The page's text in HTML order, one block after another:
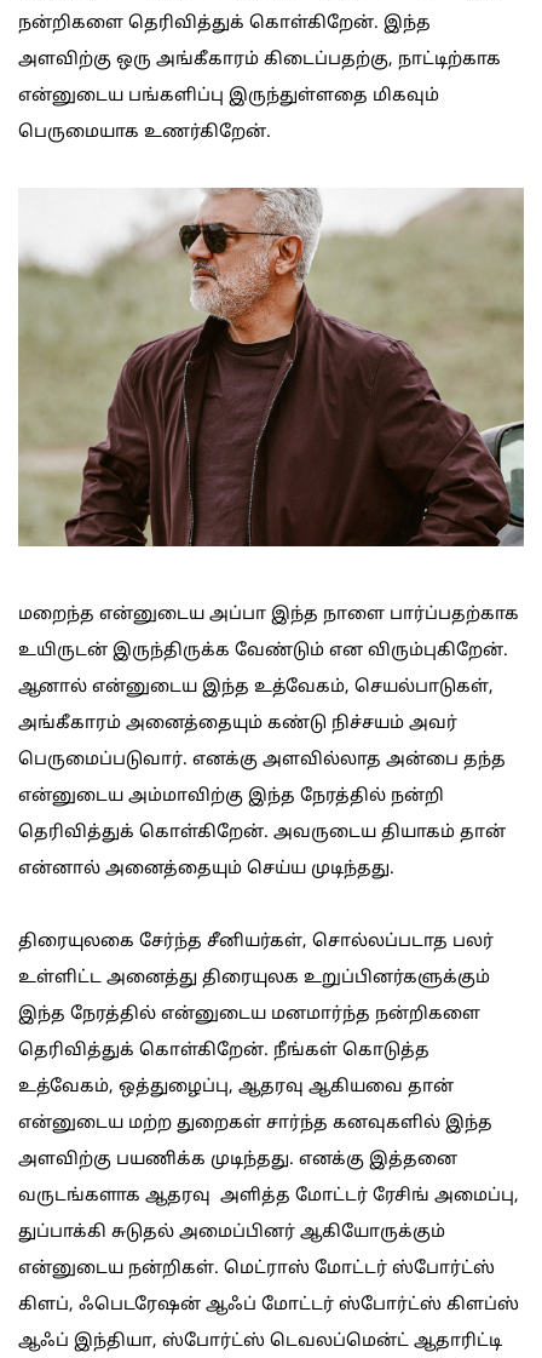
நன்றிகளை தெரிவித்துக் கொள்கிறேன். இந்த
அளவிற்கு ஒரு அங்கீகாரம் கிடைப்பதற்கு, நாட்டிற்காக
என்னுடைய பங்களிப்பு இருந்துள்ளதை மிகவும்
பெருமையாக உணர்கிறேன்.
மறைந்த என்னுடைய அப்பா இந்த நாளை பார்ப்பதற்காக
உயிருடன் இருந்திருக்க வேண்டும் என விரும்புகிறேன்.
ஆனால் என்னுடைய இந்த உத்வேகம், செயல்பாடுகள்,
அங்கீகாரம் அனைத்தையும் கண்டு நிச்சயம் அவர்
பெருமைப்படுவார். எனக்கு அளவில்லாத அன்பை தந்த
என்னுடைய அம்மாவிற்கு இந்த நேரத்தில் நன்றி
தெரிவித்துக் கொள்கிறேன். அவருடைய தியாகம் தான்
என்னால் அனைத்தையும் செய்ய முடிந்தது.
திரையுலகை சேர்ந்த சீனியர்கள், சொல்லப்படாத பலர்
உள்ளிட்ட அனைத்து திரையுலக உறுப்பினர்களுக்கும்
இந்த நேரத்தில் என்னுடைய மனமார்ந்த நன்றிகளை
தெரிவித்துக் கொள்கிறேன். நீங்கள் கொடுத்த
உத்வேகம், ஒத்துழைப்பு, ஆதரவு ஆகியவை தான்
என்னுடைய மற்ற துறைகள் சார்ந்த கனவுகளில் இந்த
அளவிற்கு பயணிக்க முடிந்தது. எனக்கு இத்தனை
வருடங்களாக ஆதரவு அளித்த மோட்டர் ரேசிங் அமைப்பு,
துப்பாக்கி சுடுதல் அமைப்பினர் ஆகியோருக்கும்
என்னுடைய நன்றிகள். மெட்ராஸ் மோட்டர் ஸ்போர்ட்ஸ்
கிளப், ஃபெடரேஷன் ஆஃப் மோட்டர் ஸ்போர்ட்ஸ் கிளப்ஸ்
ஆஃப் இந்தியா, ஸ்போர்ட்ஸ் டெவலப்மென்ட் ஆதாரிட்டி